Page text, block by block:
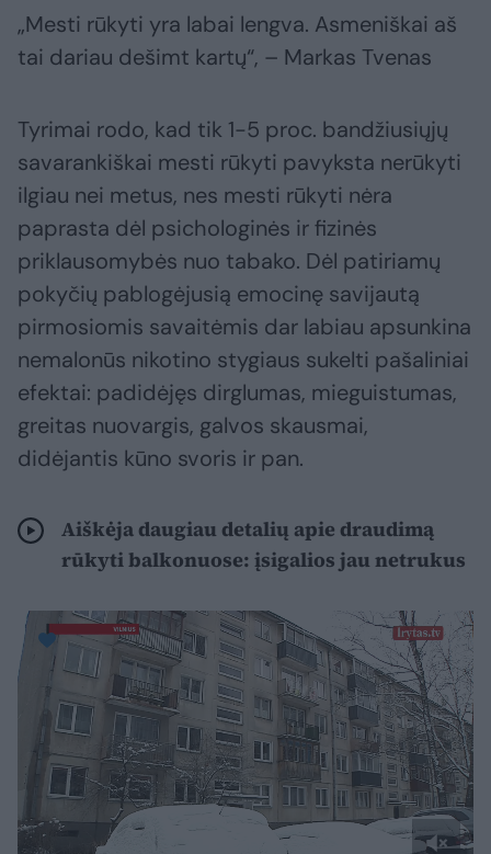
„Mesti rūkyti yra labai lengva. Asmeniškai aš
tai dariau dešimt kartų“, – Markas Tvenas
Tyrimai rodo, kad tik 1-5 proc. bandžiusiųjų
savarankiškai mesti rūkyti pavyksta nerūkyti
ilgiau nei metus, nes mesti rūkyti nėra
paprasta dėl psichologinės ir fizinės
priklausomybės nuo tabako. Dėl patiriamų
pokyčių pablogėjusią emocinę savijautą
pirmosiomis savaitėmis dar labiau apsunkina
nemalonūs nikotino stygiaus sukelti pašaliniai
efektai: padidėjęs dirglumas, mieguistumas,
greitas nuovargis, galvos skausmai,
didėjantis kūno svoris ir pan.
Aiškėja daugiau detalių apie draudimą
rūkyti balkonuose: įsigalios jau netrukus